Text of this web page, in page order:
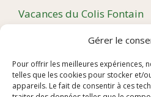
Gérer le
Pour offrir les meilleures expériences,
telles que les cookies pour stocker et/
appareils. Le fait de consentir à ces
Vacances du Colis Fontain
Compte rendu de
Fontain qui s’est tenue le
Gaieté
« VIVANT » : petit-